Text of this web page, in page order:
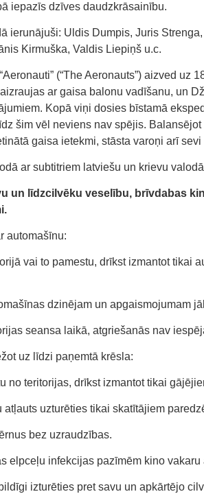
iepazīs dzīves daudzkrāsainību.
ierunājuši: Uldis Dumpis, Juris
Kirmuška, Valdis Liepiņš u.c.
(“The Aeronauts”) aizved uz
ar gaisa balonu vadīšanu, un
Kopā viņi dosies bīstamā
šim vēl neviens nav spējis.
gaisa ietekmi, stāsta varoņi arī
ar subtitriem latviešu un krievu
un līdzcilvēku veselību, brīvdabas
automašīnu:
vai to pamestu, drīkst izmantot tikai
dzinējam un apgaismojumam
seansa laikā, atgriešanās nav
uz līdzi paņemtā krēsla:
no teritorijas, drīkst izmantot tikai
atļauts uzturēties tikai skatītājiem
bez uzraudzības.
elpceļu infekcijas pazīmēm kino
izturēties pret savu un apkārtējo